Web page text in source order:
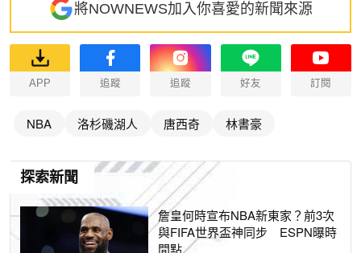
將NOWNEWS加入你喜愛的新聞來源
APP 追蹤 追蹤 好友 訂閱
NBA 洛杉磯湖人 唐西奇 林書豪
探索新聞
詹皇何時宣布NBA新東家？前3次
與FIFA世界盃神同步 ESPN曝時
間點